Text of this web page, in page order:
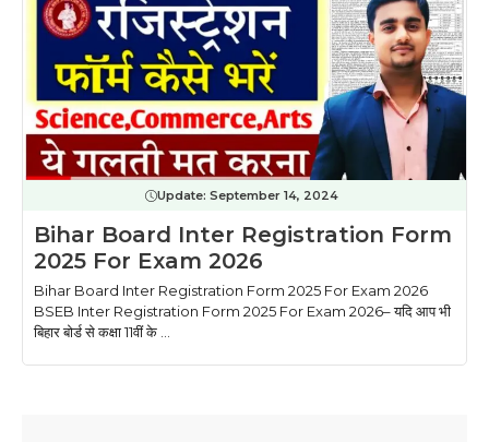
Update: September 14, 2024
Bihar Board Inter Registration Form
2025 For Exam 2026
Bihar Board Inter Registration Form 2025 For Exam 2026
BSEB Inter Registration Form 2025 For Exam 2026– यदि आप भी
बिहार बोर्ड से कक्षा 11वीं के ...